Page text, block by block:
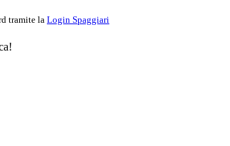
tramite la Login Spaggiari